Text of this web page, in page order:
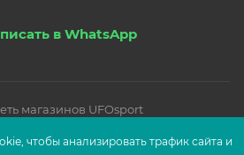
в WhatsApp
магазинов UFOsport
чтобы анализировать трафик сайта и